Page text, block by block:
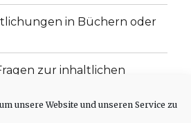
unsere Website und unseren Service zu
in Büchern oder
zur inhaltlichen